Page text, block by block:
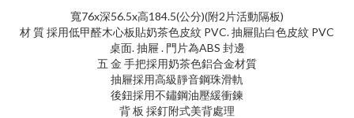
寬76x深56.5x高184.5(公分)(附2片活動隔板)
材 質 採用低甲醛木心板貼奶茶色皮紋 PVC. 抽屜貼白色皮紋 PVC
桌面. 抽屜 . 門片為ABS 封邊
五 金 手把採用奶茶色鋁合金材質
抽屜採用高級靜音鋼珠滑軌
後鈕採用不鏽鋼油壓緩衝鍊
背 板 採釘附式美背處理